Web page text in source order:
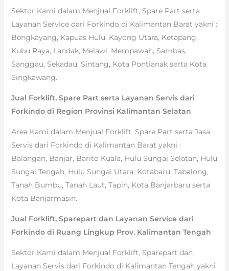
Sektor Kami dalam Menjual Forklift, Spare Part serta
Layanan Service dari Forkindo di Kalimantan Barat yakni :
Bengkayang, Kapuas Hulu, Kayong Utara, Ketapang,
Kubu Raya, Landak, Melawi, Mempawah, Sambas,
Sanggau, Sekadau, Sintang, Kota Pontianak serta Kota
Singkawang.
Jual Forklift, Spare Part serta Layanan Servis dari
Forkindo di Region Provinsi Kalimantan Selatan
Area Kami dalam Menjual Forklift, Spare Part serta Jasa
Servis dari Forkindo di Kalimantan Barat yakni :
Balangan, Banjar, Barito Kuala, Hulu Sungai Selatan, Hulu
Sungai Tengah, Hulu Sungai Utara, Kotabaru, Tabalong,
Tanah Bumbu, Tanah Laut, Tapin, Kota Banjarbaru serta
Kota Banjarmasin.
Jual Forklift, Sparepart dan Layanan Service dari
Forkindo di Ruang Lingkup Prov. Kalimantan Tengah
Sektor Kami dalam Menjual Forklift, Sparepart dan
Layanan Servis dari Forkindo di Kalimantan Tengah yakni